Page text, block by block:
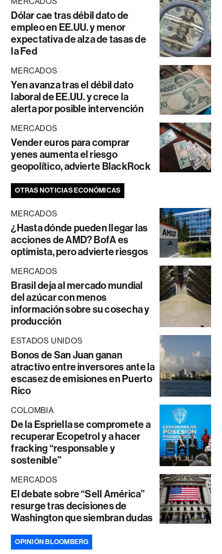
Dólar cae tras débil dato de
empleo en EE.UU. y menor
expectativa de alza de tasas de
la Fed
MERCADOS
Yen avanza tras el débil dato
laboral de EE.UU. y crece la
alerta por posible intervención
MERCADOS
Vender euros para comprar
yenes aumenta el riesgo
geopolítico, advierte BlackRock
OTRAS NOTICIAS ECONÓMICAS
MERCADOS
¿Hasta dónde pueden llegar las
acciones de AMD? BofA es
optimista, pero advierte riesgos
MERCADOS
Brasil deja al mercado mundial
del azúcar con menos
información sobre su cosecha y
producción
ESTADOS UNIDOS
Bonos de San Juan ganan
atractivo entre inversores ante la
escasez de emisiones en Puerto
Rico
COLOMBIA
De la Espriella se compromete a
recuperar Ecopetrol y a hacer
fracking “responsable y
sostenible”
MERCADOS
El debate sobre “Sell América”
resurge tras decisiones de
Washington que siembran dudas
OPINIÓN BLOOMBERG